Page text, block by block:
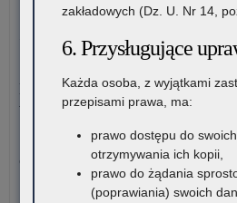
5 sierpnia 2026
Materiały dotyczące nowych
wprowadzanych w związku z
Instytut Badań Edukacyjnych-
oraz Ośrodek Rozwoju Edukacji
zakładowych (Dz. U. Nr 14,
6. Przysługujące
Każda osoba, z wyjątkami
przepisami prawa, ma:
prawo dostępu do
otrzymywania ich kopii,
prawo do żądania
(poprawiania) swoich